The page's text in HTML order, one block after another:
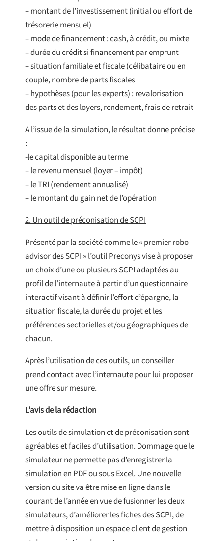
– montant de l’investissement (initial ou effort de
trésorerie mensuel)
– mode de financement : cash, à crédit, ou mixte
– durée du crédit si financement par emprunt
– situation familiale et fiscale (célibataire ou en
couple, nombre de parts fiscales
– hypothèses (pour les experts) : revalorisation
des parts et des loyers, rendement, frais de retrait
A l’issue de la simulation, le résultat donne précise
:
-le capital disponible au terme
– le revenu mensuel (loyer – impôt)
– le TRI (rendement annualisé)
– le montant du gain net de l’opération
2. Un outil de préconisation de SCPI
Présenté par la société comme le « premier robo-
advisor des SCPI » l’outil Preconys vise à proposer
un choix d’une ou plusieurs SCPI adaptées au
profil de l’internaute à partir d’un questionnaire
interactif visant à définir l’effort d’épargne, la
situation fiscale, la durée du projet et les
préférences sectorielles et/ou géographiques de
chacun.
Après l’utilisation de ces outils, un conseiller
prend contact avec l’internaute pour lui proposer
une offre sur mesure.
L’avis de la rédaction
Les outils de simulation et de préconisation sont
agréables et faciles d’utilisation. Dommage que le
simulateur ne permette pas d’enregistrer la
simulation en PDF ou sous Excel. Une nouvelle
version du site va être mise en ligne dans le
courant de l’année en vue de fusionner les deux
simulateurs, d’améliorer les fiches des SCPI, de
mettre à disposition un espace client de gestion